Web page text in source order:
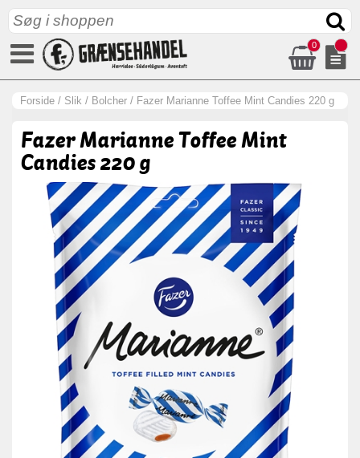
0
Forside / Slik / Bolcher / Fazer Marianne Toffee Mint Candies 220 g
Fazer Marianne Toffee Mint
Candies 220 g